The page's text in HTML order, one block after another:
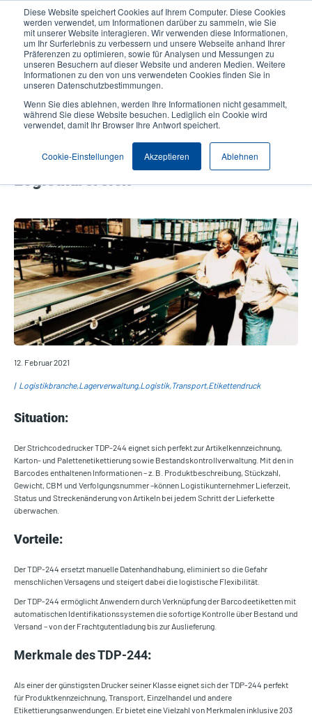
Diese Website speichert Cookies auf Ihrem Computer. Diese Cookies
werden verwendet, um Informationen darüber zu sammeln, wie Sie
mit unserer Website interagieren. Wir verwenden diese Informationen,
um Ihr Surferlebnis zu verbessern und unsere Webseite anhand Ihrer
Präferenzen zu optimieren, sowie für Analysen und Messungen zu
unseren Besuchern auf dieser Website und anderen Medien. Weitere
Informationen zu den von uns verwendeten Cookies finden Sie in
unseren Datenschutzbestimmungen.
Wenn Sie dies ablehnen, werden Ihre Informationen nicht gesammelt,
während Sie diese Website besuchen. Lediglich ein Cookie wird
verwendet, damit Ihr Browser Ihre Antwort speichert.
Cookie-Einstellungen Akzeptieren Ablehnen
User
account
menu
User
Header
Produktsuche Kontakt
TDP-244 macht sich einen Namen
als einer der besten
Thermodirektdrucker im
Logistikbereich
12. Februar 2021
Logistikbranche Lagerverwaltung Logistik Transport Etikettendruck
Situation:
Der Strichcodedrucker TDP-244 eignet sich perfekt zur Artikelkennzeichnung,
Karton- und Palettenetikettierung sowie Bestandskontrollverwaltung. Mit den in
Barcodes enthaltenen Informationen – z. B. Produktbeschreibung, Stückzahl,
Gewicht, CBM und Verfolgungsnummer –können Logistikunternehmer Lieferzeit,
Status und Streckenänderung von Artikeln bei jedem Schritt der Lieferkette
überwachen.
Vorteile:
Der TDP-244 ersetzt manuelle Datenhandhabung, eliminiert so die Gefahr
menschlichen Versagens und steigert dabei die logistische Flexibilität.
Der TDP-244 ermöglicht Anwendern durch Verknüpfung der Barcodeetiketten mit
automatischen Identifikationssystemen die sofortige Kontrolle über Bestand und
Versand – von der Frachtgutentladung bis zur Auslieferung.
Merkmale des TDP-244:
Als einer der günstigsten Drucker seiner Klasse eignet sich der TDP-244 perfekt
für Produktkennzeichnung, Transport, Einzelhandel und andere
Etikettierungsanwendungen. Er bietet eine Vielzahl von Merkmalen inklusive 203